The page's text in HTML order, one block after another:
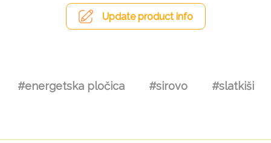
Update product info
#energetska pločica #sirovo #slatkiši